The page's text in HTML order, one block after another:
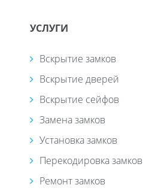
УСЛУГИ
Вскрытие замков
Вскрытие дверей
Вскрытие сейфов
Замена замков
Установка замков
Перекодировка замков
Ремонт замков